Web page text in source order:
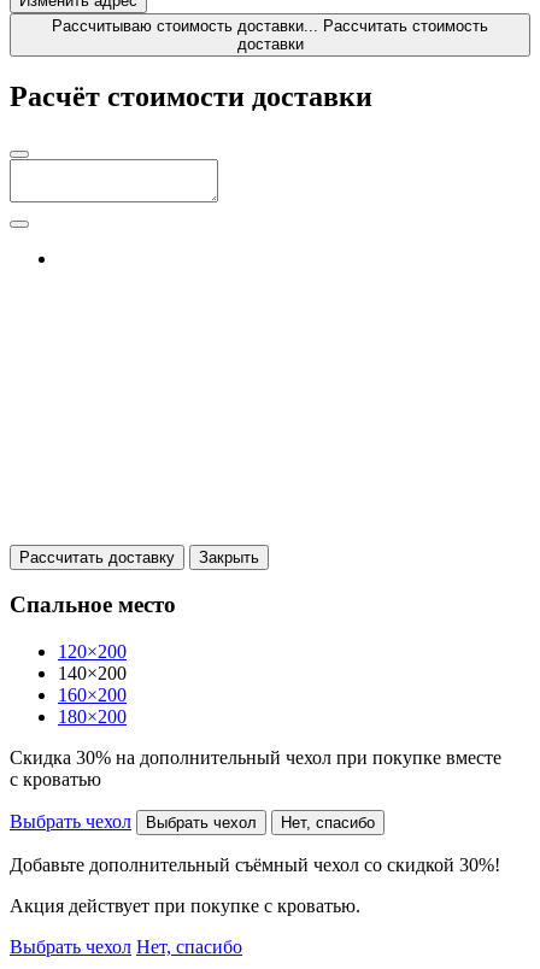
Рассчитываю стоимость доставки...
Рассчитать стоимость
доставки
Расчёт стоимости доставки
Рассчитать доставку Закрыть
Спальное место
120×200
140×200
160×200
180×200
Скидка 30% на дополнительный чехол при покупке вместе
с кроватью
Выбрать чехол Выбрать чехол Нет, спасибо
Добавьте дополнительный съёмный чехол со скидкой 30%!
Акция действует при покупке с кроватью.
Выбрать чехол Нет, спасибо